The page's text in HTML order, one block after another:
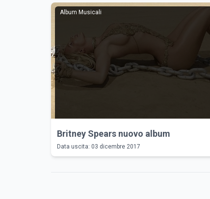
Album Musicali
Britney Spears nuovo album
Data uscita: 03 dicembre 2017